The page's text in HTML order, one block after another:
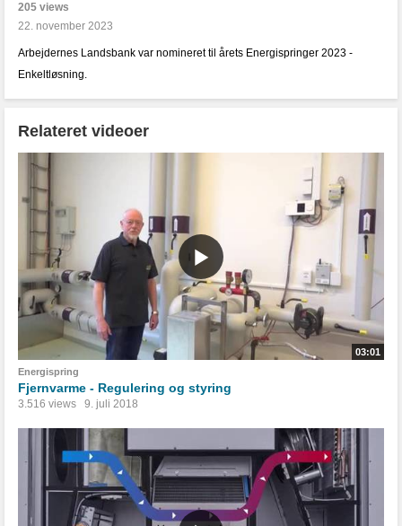
205 views
22. november 2023
Arbejdernes Landsbank var nomineret til årets Energispringer 2023 -
Enkeltløsning.
Relateret videoer
03:01
Energispring
Fjernvarme - Regulering og styring
3.516 views 9. juli 2018